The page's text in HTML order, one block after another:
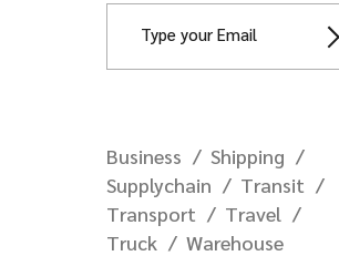
Business
Shipping
Supplychain
Transit
Transport
Travel
Truck
Warehouse